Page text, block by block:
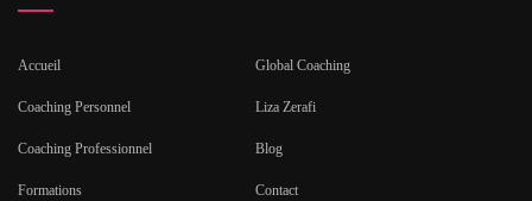
Accueil Global Coaching
Coaching Personnel Liza Zerafi
Coaching Professionnel Blog
Formations Contact